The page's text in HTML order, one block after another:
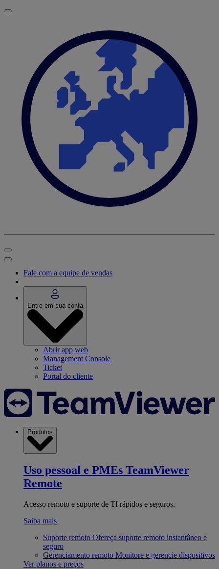
Fale com a equipe de vendas
Entre em sua conta
Abrir app web
Management Console
Ticket
Portal do cliente
Produtos
Uso pessoal e PMEs TeamViewer
Remote
Acesso remoto e suporte de TI rápidos e seguros.
Saiba mais
Suporte remoto Ofereça suporte remoto instantâneo e
seguro
Gerenciamento remoto Monitore e gerencie dispositivos
Ver planos e preços